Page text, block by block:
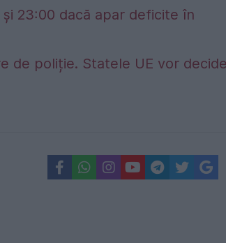
23:00 dacă apar deficite în
de poliție. Statele UE vor